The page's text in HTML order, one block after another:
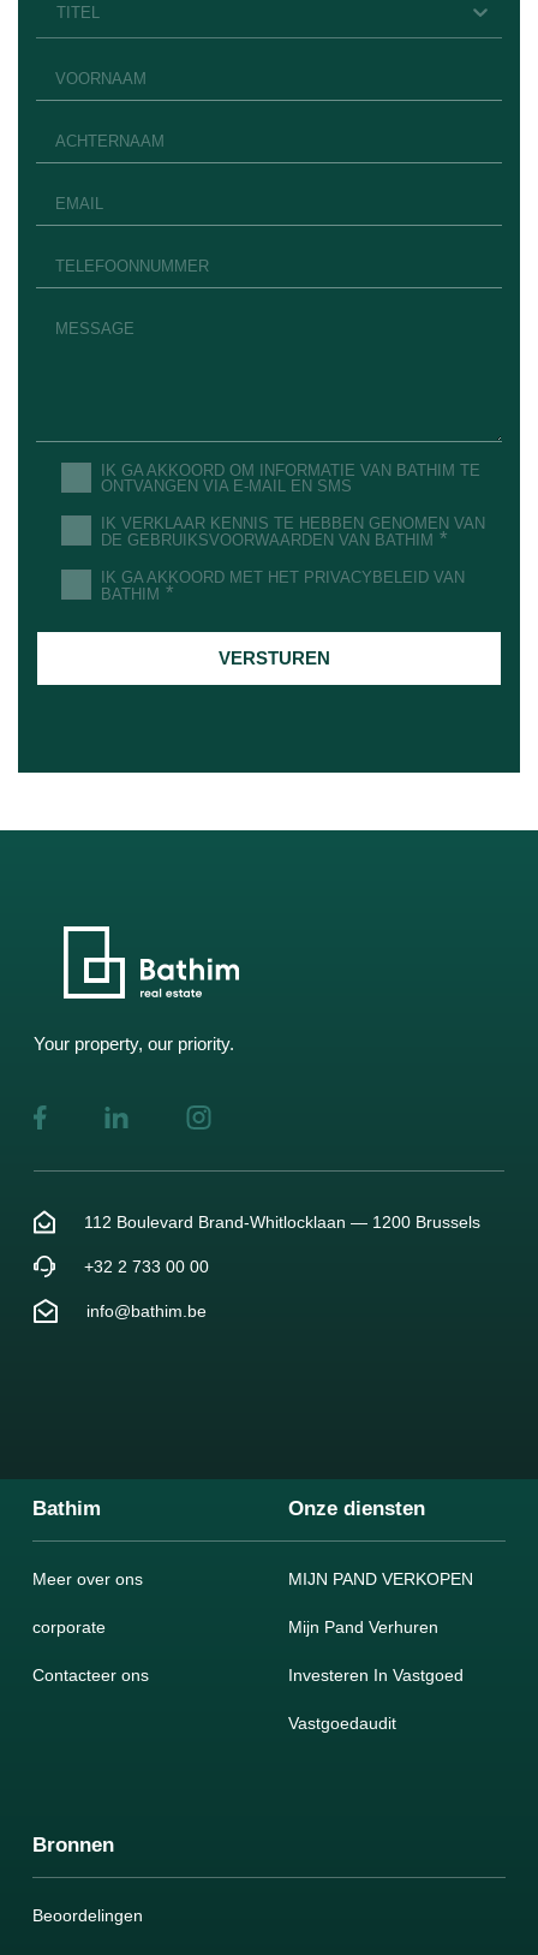
TITEL
IK GA AKKOORD OM INFORMATIE VAN BATHIM TE
ONTVANGEN VIA E-MAIL EN SMS
IK VERKLAAR KENNIS TE HEBBEN GENOMEN VAN
DE GEBRUIKSVOORWAARDEN VAN BATHIM *
IK GA AKKOORD MET HET PRIVACYBELEID VAN
BATHIM *
VERSTUREN
Your property, our priority.
112 Boulevard Brand-Whitlocklaan — 1200 Brussels
+32 2 733 00 00
info@bathim.be
Bathim Onze diensten
Meer over ons
corporate
Contacteer ons
MIJN PAND VERKOPEN
Mijn Pand Verhuren
Investeren In Vastgoed
Vastgoedaudit
Bronnen
Beoordelingen